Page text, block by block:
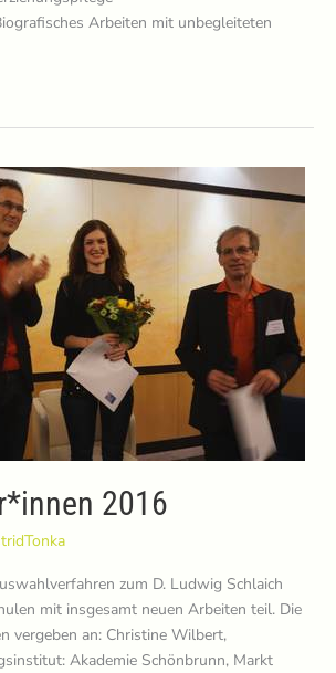
Arbeiten mit unbegleiteten
2016
zum D. Ludwig Schlaich
mit insgesamt neuen Arbeiten teil. Die
vergeben an: Christine Wilbert,
Akademie Schönbrunn, Markt